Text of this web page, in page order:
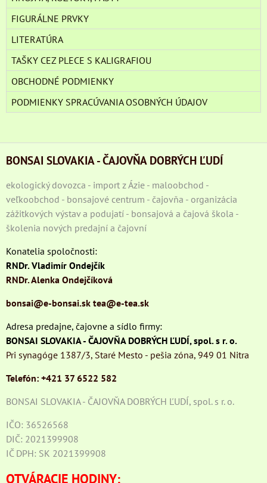
FIGURÁLNE PRVKY
LITERATÚRA
TAŠKY CEZ PLECE S KALIGRAFIOU
OBCHODNÉ PODMIENKY
PODMIENKY SPRACÚVANIA OSOBNÝCH ÚDAJOV
BONSAI SLOVAKIA - ČAJOVŇA DOBRÝCH ĽUDÍ
ekologický dovozca - import z Ázie - maloobchod -
veľkoobchod - bonsajové centrum - čajovňa - organizácia
zážitkových výstav a podujatí - bonsajová a čajová škola -
školenia nových predajní a čajovní
Konatelia spoločnosti:
RNDr. Vladimír Ondejčík
RNDr. Alenka Ondejčíková
bonsai@e-bonsai.sk tea@e-tea.sk
Adresa predajne, čajovne a sídlo firmy:
BONSAI SLOVAKIA - ČAJOVŇA DOBRÝCH ĽUDÍ, spol. s r. o.
Pri synagóge 1387/3, Staré Mesto - pešia zóna, 949 01 Nitra
Telefón: +421 37 6522 582
BONSAI SLOVAKIA - ČAJOVŇA DOBRÝCH ĽUDÍ, spol. s r. o.
IČO: 36526568
DIČ: 2021399908
IČ DPH: SK 2021399908
OTVÁRACIE HODINY: